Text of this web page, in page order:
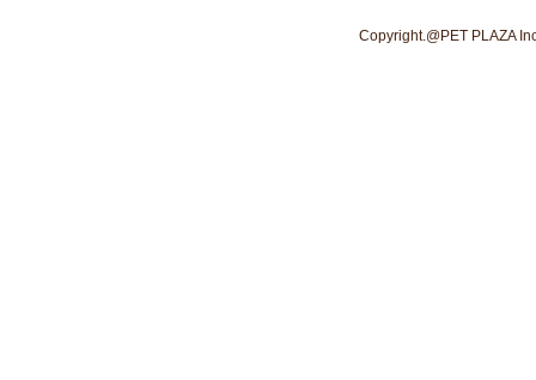
Copyright.@PET PLAZA